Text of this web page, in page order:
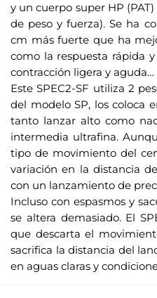
e
o
e
l
e
c
t
r
ó
n
i
c
o
p
a
r
y un cuerpo super HP
de peso y fuerza). Se ha
cm más fuerte que ha
como la respuesta rápida
contracción ligera y aguda…
Este SPEC2-SF utiliza 2
del modelo SP, los coloca
tanto lanzar alto como
intermedia ultrafina.
tipo de movimiento del
variación en la distancia
con un lanzamiento de
Incluso con espasmos y
se altera demasiado. El
que descarta el
sacrifica la distancia del
en aguas claras y